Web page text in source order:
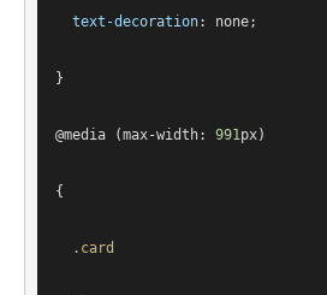
text-decoration: none;
}
@media (max-width: 991px)
{
.card